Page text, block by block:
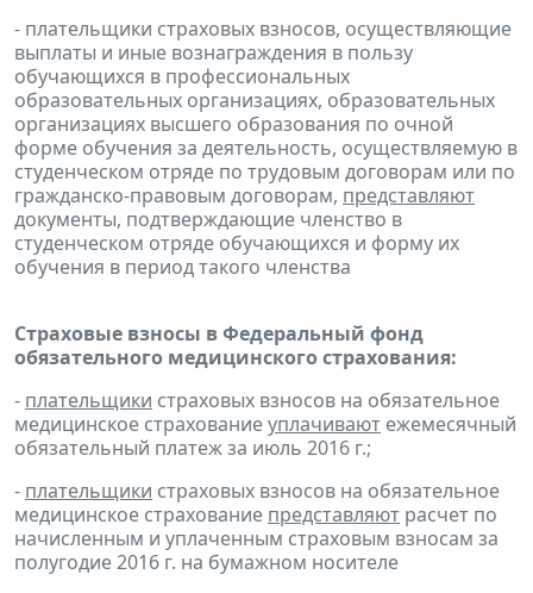
- плательщики страховых взносов, осуществляющие
выплаты и иные вознаграждения в пользу
обучающихся в профессиональных
образовательных организациях, образовательных
организациях высшего образования по очной
форме обучения за деятельность, осуществляемую в
студенческом отряде по трудовым договорам или по
гражданско-правовым договорам, представляют
документы, подтверждающие членство в
студенческом отряде обучающихся и форму их
обучения в период такого членства
Страховые взносы в Федеральный фонд
обязательного медицинского страхования:
- плательщики страховых взносов на обязательное
медицинское страхованиеуплачивают ежемесячный
обязательный платеж за июль 2016 г.;
- плательщики страховых взносов на обязательное
медицинское страхование представляют расчет по
начисленным и уплаченным страховым взносам за
полугодие 2016 г. на бумажном носителе